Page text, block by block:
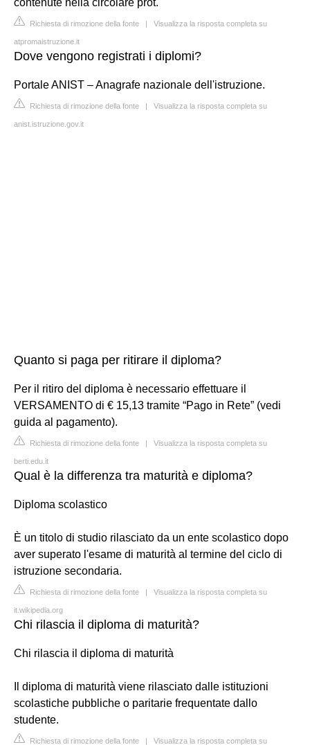
Richiesta di rimozione della fonte | Visualizza la risposta completa su
atpromaistruzione.it
Dove vengono registrati i diplomi?
Portale ANIST – Anagrafe nazionale dell'istruzione.
Richiesta di rimozione della fonte | Visualizza la risposta completa su
anist.istruzione.gov.it
Quanto si paga per ritirare il diploma?
Per il ritiro del diploma è necessario effettuare il
VERSAMENTO di € 15,13 tramite “Pago in Rete” (vedi
guida al pagamento).
Richiesta di rimozione della fonte | Visualizza la risposta completa su
berti.edu.it
Qual è la differenza tra maturità e diploma?
Diploma scolastico
È un titolo di studio rilasciato da un ente scolastico dopo
aver superato l'esame di maturità al termine del ciclo di
istruzione secondaria.
Richiesta di rimozione della fonte | Visualizza la risposta completa su
it.wikipedia.org
Chi rilascia il diploma di maturità?
Chi rilascia il diploma di maturità
Il diploma di maturità viene rilasciato dalle istituzioni
scolastiche pubbliche o paritarie frequentate dallo
studente.
Richiesta di rimozione della fonte | Visualizza la risposta completa su